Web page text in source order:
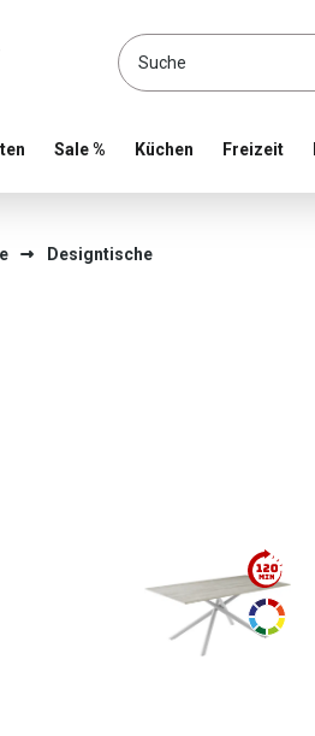
location and shop online
Sale % Küchen Freizeit
Designtische